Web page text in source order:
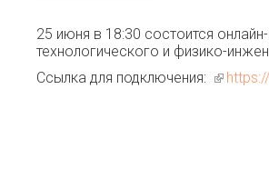
25 июня в 18:30 состоится
технологического и физико-
Ссылка для подключения: (link is